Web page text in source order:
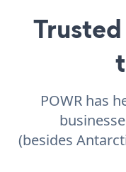
POWR has
(besides